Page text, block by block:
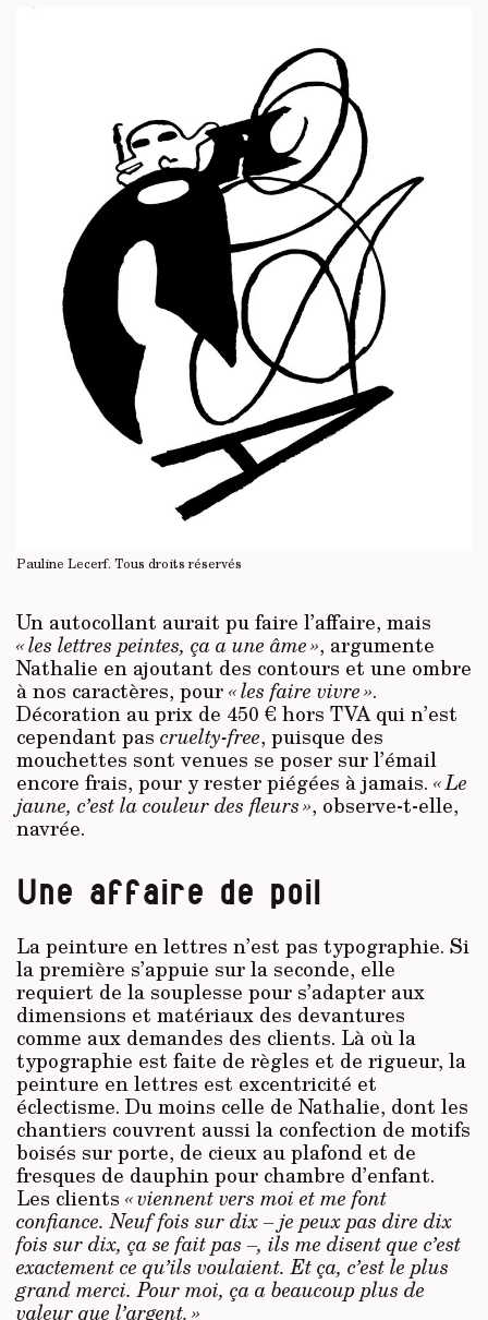
Pauline Lecerf. Tous droits réservés
Un autocollant aurait pu faire l’affaire, mais
« les lettres peintes, ça a une âme », argumente
Nathalie en ajoutant des contours et une ombre
à nos caractères, pour« les faire vivre ».
Décoration au prix de 450 € hors TVA qui n’est
cependant pas cruelty-free, puisque des
mouchettes sont venues se poser sur l’émail
encore frais, pour y rester piégées à jamais. « Le
jaune, c’est la couleur des fleurs », observe-t-elle,
navrée.
Une affaire de poil
La peinture en lettres n’est pas typographie. Si
la première s’appuie sur la seconde, elle
requiert de la souplesse pour s’adapter aux
dimensions et matériaux des devantures
comme aux demandes des clients. Là où la
typographie est faite de règles et de rigueur, la
peinture en lettres est excentricité et
éclectisme. Du moins celle de Nathalie, dont les
chantiers couvrent aussi la confection de motifs
boisés sur porte, de cieux au plafond et de
fresques de dauphin pour chambre d’enfant.
Les clients « viennent vers moi et me font
confiance. Neuf fois sur dix – je peux pas dire dix
fois sur dix, ça se fait pas –, ils me disent que c’est
exactement ce qu’ils voulaient. Et ça, c’est le plus
grand merci. Pour moi, ça a beaucoup plus de
valeur que l’argent. »